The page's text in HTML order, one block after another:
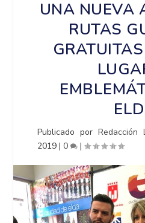
UNA NUEVA
RUTAS
Publicado porRedacción
2019 |0 |